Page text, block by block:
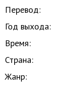
Перевод:
Год выхода:
Время:
Страна:
Жанр: